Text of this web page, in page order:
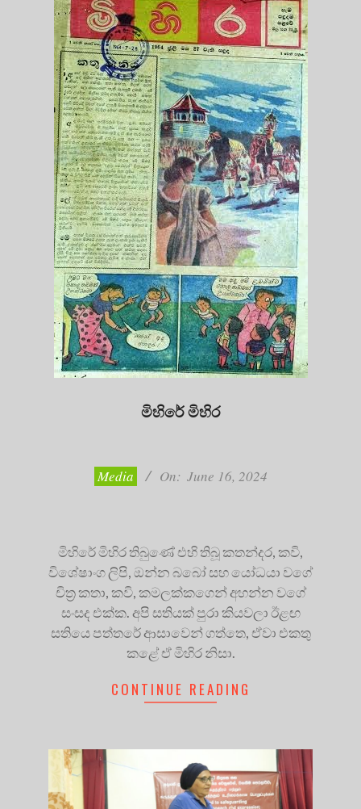
මිහිරේ මිහිර
Media On: June 16, 2024
මිහිරේ මිහිර තිබුණේ එහි තිබූ කතන්දර, කවි,
විශේෂාංග ලිපි, ඔන්න බබෝ සහ යෝධයා වගේ
චිත්‍ර කතා, කවි, කමලක්කගෙන් අහන්න වගේ
සංසද එක්ක. අපි සතියක් පුරා කියවලා ඊළඟ
සතියෙ පත්තරේ ආසාවෙන් ගත්තෙ, ඒවා එකතු
කළේ ඒ මිහිර නිසා.
CONTINUE READING